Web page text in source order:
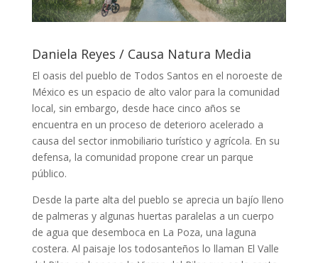
Daniela Reyes / Causa Natura Media
El oasis del pueblo de Todos Santos en el noroeste de
México es un espacio de alto valor para la comunidad
local, sin embargo, desde hace cinco años se
encuentra en un proceso de deterioro acelerado a
causa del sector inmobiliario turístico y agrícola. En su
defensa, la comunidad propone crear un parque
público.
Desde la parte alta del pueblo se aprecia un bajío lleno
de palmeras y algunas huertas paralelas a un cuerpo
de agua que desemboca en La Poza, una laguna
costera. Al paisaje los todosanteños lo llaman El Valle